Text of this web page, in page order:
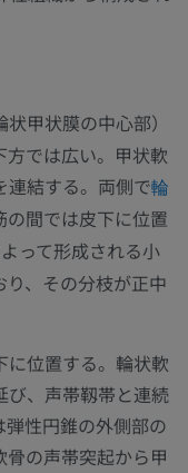
状甲状膜の中心部）
方では広い。甲状軟
連結する。両側で輪
の間では皮下に位置
って形成される小
、その分枝が正中
に位置する。輪状軟
び、声帯靱帯と連続
性円錐の外側部の
の声帯突起から甲